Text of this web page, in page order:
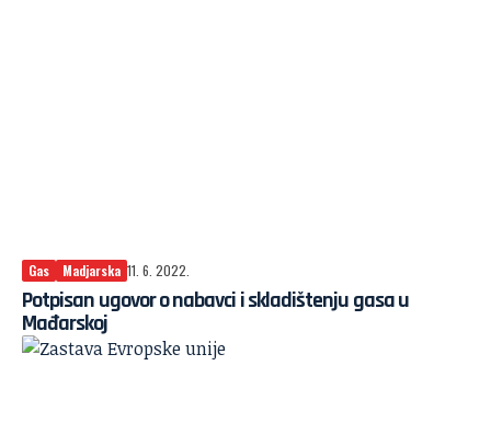
Gas Madjarska 11. 6. 2022.
Potpisan ugovor o nabavci i skladištenju gasa u
Mađarskoj